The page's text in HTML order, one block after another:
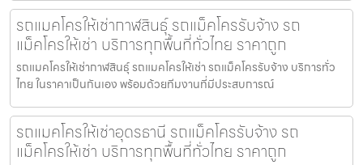
รถแมคโครให้เช่ากาฬสินธุ์ รถแม็คโครรับจ้าง รถ
แม็คโครให้เช่า บริการทุกพื้นที่ทั่วไทย ราคาถูก
รถแมคโครให้เช่ากาฬสินธุ์ รถแมคโครให้เช่า รถแม็คโครรับจ้าง บริการทั่ว
ไทย ในราคาเป็นกันเอง พร้อมด้วยทีมงานที่มีประสบการณ์
รถแมคโครให้เช่าอุดรธานี รถแม็คโครรับจ้าง รถ
แม็คโครให้เช่า บริการทุกพื้นที่ทั่วไทย ราคาถูก